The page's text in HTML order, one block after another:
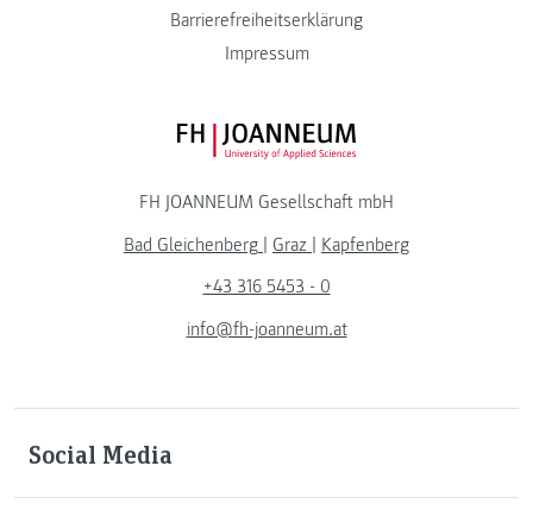
Barrierefreiheitserklärung
Impressum
FH JOANNEUM Logo
FH JOANNEUM Gesellschaft mbH
Bad Gleichenberg | Graz | Kapfenberg
+43 316 5453 - 0
info@fh-joanneum.at
Social Media